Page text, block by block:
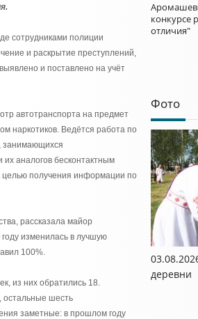
сотрудниками полиции
и раскрытие преступлений,
и поставлено на учёт
автотранспорта на предмет
наркотиков. Ведётся работа по
занимающихся
аналогов бесконтактным
целью получения информации по
рассказала майор
изменилась в лучшую
100%.
из них обратились 18.
остальные шесть
заметные: в прошлом году
конкурсе
отличия"
Фото
деревни